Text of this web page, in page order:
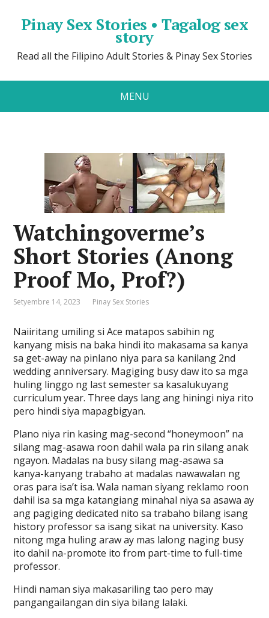
Pinay Sex Stories • Tagalog sex
story
Read all the Filipino Adult Stories & Pinay Sex Stories
MENU
Watchingoverme’s
Short Stories (Anong
Proof Mo, Prof?)
Setyembre 14, 2023 Pinay Sex Stories
Naiiritang umiling si Ace matapos sabihin ng
kanyang misis na baka hindi ito makasama sa kanya
sa get-away na pinlano niya para sa kanilang 2nd
wedding anniversary. Magiging busy daw ito sa mga
huling linggo ng last semester sa kasalukuyang
curriculum year. Three days lang ang hiningi niya rito
pero hindi siya mapagbigyan.
Plano niya rin kasing mag-second “honeymoon” na
silang mag-asawa roon dahil wala pa rin silang anak
ngayon. Madalas na busy silang mag-asawa sa
kanya-kanyang trabaho at madalas nawawalan ng
oras para isa’t isa. Wala naman siyang reklamo roon
dahil isa sa mga katangiang minahal niya sa asawa ay
ang pagiging dedicated nito sa trabaho bilang isang
history professor sa isang sikat na university. Kaso
nitong mga huling araw ay mas lalong naging busy
ito dahil na-promote ito from part-time to full-time
professor.
Hindi naman siya makasariling tao pero may
pangangailangan din siya bilang lalaki.